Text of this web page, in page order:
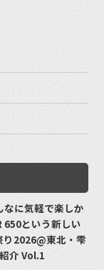
なに気軽で楽しか
650という新しい
2026@東北・雫
介 Vol.1